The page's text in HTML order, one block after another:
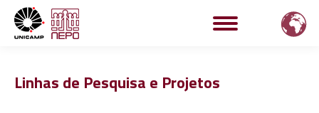
Linhas de Pesquisa e Projetos